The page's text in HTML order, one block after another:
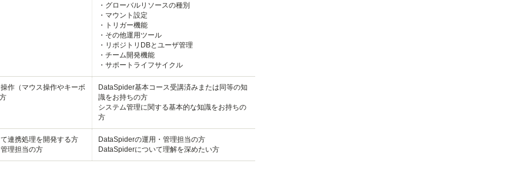
・グローバルリソースの種別
・マウント設定
・トリガー機能
・その他運用ツール
・リポジトリDBとユーザ管理
・チーム開発機能
・サポートライフサイクル
作（マウス操作やキーボ
DataSpider基本コース受講済みまたは同等の知
識をお持ちの方
システム管理に関する基本的な知識をお持ちの
方
連携処理を開発する方
理担当の方
DataSpiderの運用・管理担当の方
DataSpiderについて理解を深めたい方